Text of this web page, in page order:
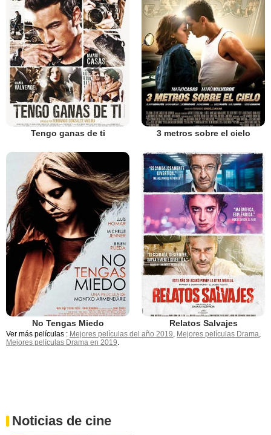
Tengo ganas de ti 3 metros sobre el cielo
No Tengas Miedo Relatos Salvajes
Ver más películas : Mejores películas del año 2019, Mejores películas Drama,
Mejores películas Drama en 2019.
Noticias de cine